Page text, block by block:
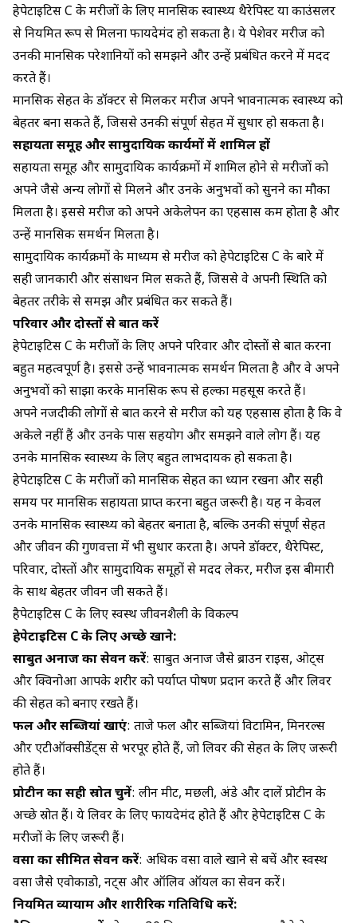
हेपेटाइटिस C के मरीजों के लिए मानसिक स्वास्थ्य थैरेपिस्ट या काउंसलर
से नियमित रूप से मिलना फायदेमंद हो सकता है। ये पेशेवर मरीज को
उनकी मानसिक परेशानियों को समझने और उन्हें प्रबंधित करने में मदद
करते हैं।
मानसिक सेहत के डॉक्टर से मिलकर मरीज अपने भावनात्मक स्वास्थ्य को
बेहतर बना सकते हैं, जिससे उनकी संपूर्ण सेहत में सुधार हो सकता है।
सहायता समूह और सामुदायिक कार्यक्रमों में शामिल हों
सहायता समूह और सामुदायिक कार्यक्रमों में शामिल होने से मरीजों को
अपने जैसे अन्य लोगों से मिलने और उनके अनुभवों को सुनने का मौका
मिलता है। इससे मरीज को अपने अकेलेपन का एहसास कम होता है और
उन्हें मानसिक समर्थन मिलता है।
सामुदायिक कार्यक्रमों के माध्यम से मरीज को हेपेटाइटिस C के बारे में
सही जानकारी और संसाधन मिल सकते हैं, जिससे वे अपनी स्थिति को
बेहतर तरीके से समझ और प्रबंधित कर सकते हैं।
परिवार और दोस्तों से बात करें
हेपेटाइटिस C के मरीजों के लिए अपने परिवार और दोस्तों से बात करना
बहुत महत्वपूर्ण है। इससे उन्हें भावनात्मक समर्थन मिलता है और वे अपने
अनुभवों को साझा करके मानसिक रूप से हल्का महसूस करते हैं।
अपने नजदीकी लोगों से बात करने से मरीज को यह एहसास होता है कि वे
अकेले नहीं हैं और उनके पास सहयोग और समझने वाले लोग हैं। यह
उनके मानसिक स्वास्थ्य के लिए बहुत लाभदायक हो सकता है।
हेपेटाइटिस C के मरीजों को मानसिक सेहत का ध्यान रखना और सही
समय पर मानसिक सहायता प्राप्त करना बहुत जरूरी है। यह न केवल
उनके मानसिक स्वास्थ्य को बेहतर बनाता है, बल्कि उनकी संपूर्ण सेहत
और जीवन की गुणवत्ता में भी सुधार करता है। अपने डॉक्टर, थैरेपिस्ट,
परिवार, दोस्तों और सामुदायिक समूहों से मदद लेकर, मरीज इस बीमारी
के साथ बेहतर जीवन जी सकते हैं।
हैपेटाइटिस C के लिए स्वस्थ जीवनशैली के विकल्प
हेपेटाइटिस C के लिए अच्छे खाने:
साबुत अनाज का सेवन करें: साबुत अनाज जैसे ब्राउन राइस, ओट्स
और क्विनोआ आपके शरीर को पर्याप्त पोषण प्रदान करते हैं और लिवर
की सेहत को बनाए रखते हैं।
फल और सब्जियां खाएं: ताजे फल और सब्जियां विटामिन, मिनरल्स
और एंटीऑक्सीडेंट्स से भरपूर होते हैं, जो लिवर की सेहत के लिए जरूरी
होते हैं।
प्रोटीन का सही स्रोत चुनें: लीन मीट, मछली, अंडे और दालें प्रोटीन के
अच्छे स्रोत हैं। ये लिवर के लिए फायदेमंद होते हैं और हेपेटाइटिस C के
मरीजों के लिए जरूरी हैं।
वसा का सीमित सेवन करें: अधिक वसा वाले खाने से बचें और स्वस्थ
वसा जैसे एवोकाडो, नट्स और ऑलिव ऑयल का सेवन करें।
नियमित व्यायाम और शारीरिक गतिविधि करें: